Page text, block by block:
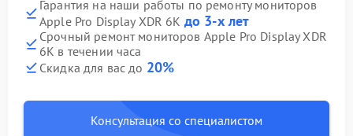
Гарантия на наши работы по ремонту мониторов
Apple Pro Display XDR 6K до 3-х лет
Срочный ремонт мониторов Apple Pro Display XDR
6K в течении часа
Скидка для вас до 20%
Консультация со специалистом